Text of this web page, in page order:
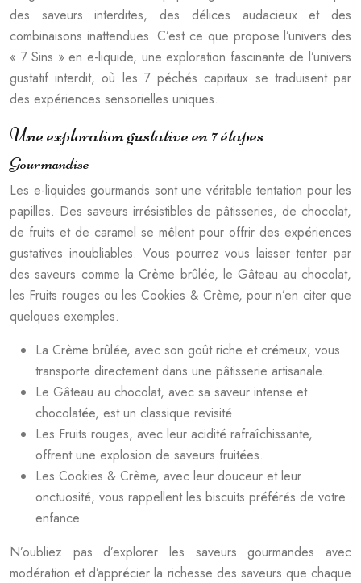
des saveurs interdites, des délices audacieux et des
combinaisons inattendues. C’est ce que propose l’univers des
« 7 Sins » en e-liquide, une exploration fascinante de l’univers
gustatif interdit, où les 7 péchés capitaux se traduisent par
des expériences sensorielles uniques.
Une exploration gustative en 7 étapes
Gourmandise
Les e-liquides gourmands sont une véritable tentation pour les
papilles. Des saveurs irrésistibles de pâtisseries, de chocolat,
de fruits et de caramel se mêlent pour offrir des expériences
gustatives inoubliables. Vous pourrez vous laisser tenter par
des saveurs comme la Crème brûlée, le Gâteau au chocolat,
les Fruits rouges ou les Cookies & Crème, pour n’en citer que
quelques exemples.
La Crème brûlée, avec son goût riche et crémeux, vous
transporte directement dans une pâtisserie artisanale.
Le Gâteau au chocolat, avec sa saveur intense et
chocolatée, est un classique revisité.
Les Fruits rouges, avec leur acidité rafraîchissante,
offrent une explosion de saveurs fruitées.
Les Cookies & Crème, avec leur douceur et leur
onctuosité, vous rappellent les biscuits préférés de votre
enfance.
N’oubliez pas d’explorer les saveurs gourmandes avec
modération et d’apprécier la richesse des saveurs que chaque